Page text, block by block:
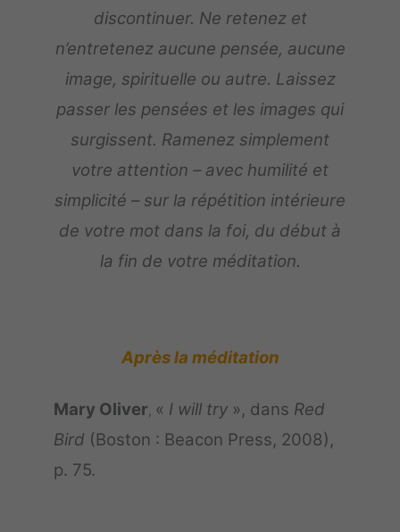
discontinuer. Ne retenez et
n’entretenez aucune pensée, aucune
image, spirituelle ou autre. Laissez
passer les pensées et les images qui
surgissent. Ramenez simplement
votre attention – avec humilité et
simplicité – sur la répétition intérieure
de votre mot dans la foi, du début à
la fin de votre méditation.
Après la méditation
Mary Oliver « I will try », dans Red
Bird (Boston : Beacon Press, 2008),
p. 75.